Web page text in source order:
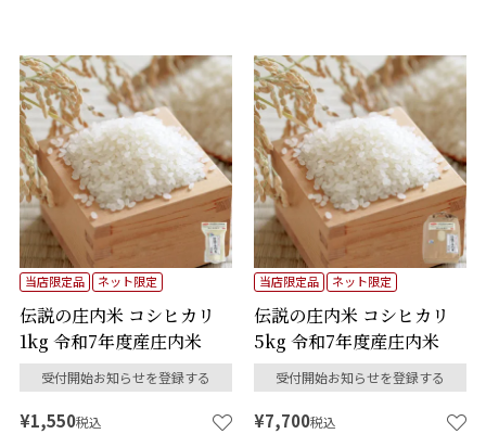
伝説の庄内米 コシヒカリ
1kg 令和7年度産庄内米
当店限定品 ネット限定
受付開始お知らせを登録する
¥1,550税込
伝説の庄内米 コシヒカリ
5kg 令和7年度産庄内米
当店限定品 ネット限定
受付開始お知らせを登録する
¥7,700税込